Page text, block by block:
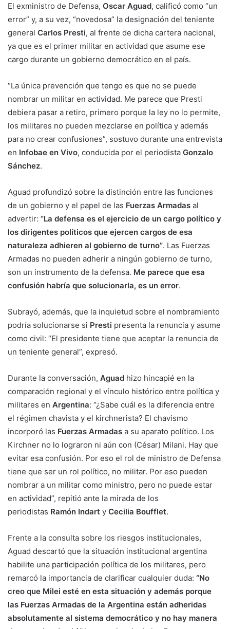
El exministro de Defensa, Oscar Aguad, calificó como “un
error” y, a su vez, “novedosa” la designación del teniente
general Carlos Presti, al frente de dicha cartera nacional,
ya que es el primer militar en actividad que asume ese
cargo durante un gobierno democrático en el país.
“La única prevención que tengo es que no se puede
nombrar un militar en actividad. Me parece que Presti
debiera pasar a retiro, primero porque la ley no lo permite,
los militares no pueden mezclarse en política y además
para no crear confusiones”, sostuvo durante una entrevista
en Infobae en Vivo, conducida por el periodista Gonzalo
Sánchez.
Aguad profundizó sobre la distinción entre las funciones
de un gobierno y el papel de las Fuerzas Armadas al
advertir: “La defensa es el ejercicio de un cargo político y
los dirigentes políticos que ejercen cargos de esa
naturaleza adhieren al gobierno de turno”. Las Fuerzas
Armadas no pueden adherir a ningún gobierno de turno,
son un instrumento de la defensa. Me parece que esa
confusión habría que solucionarla, es un error.
Subrayó, además, que la inquietud sobre el nombramiento
podría solucionarse si Presti presenta la renuncia y asume
como civil: “El presidente tiene que aceptar la renuncia de
un teniente general”, expresó.
Durante la conversación, Aguad hizo hincapié en la
comparación regional y el vínculo histórico entre política y
militares en Argentina: “¿Sabe cuál es la diferencia entre
el régimen chavista y el kirchnerista? El chavismo
incorporó las Fuerzas Armadas a su aparato político. Los
Kirchner no lo lograron ni aún con (César) Milani. Hay que
evitar esa confusión. Por eso el rol de ministro de Defensa
tiene que ser un rol político, no militar. Por eso pueden
nombrar a un militar como ministro, pero no puede estar
en actividad”, repitió ante la mirada de los
periodistas Ramón Indart y Cecilia Boufflet.
Frente a la consulta sobre los riesgos institucionales,
Aguad descartó que la situación institucional argentina
habilite una participación política de los militares, pero
remarcó la importancia de clarificar cualquier duda: “No
creo que Milei esté en esta situación y además porque
las Fuerzas Armadas de la Argentina están adheridas
absolutamente al sistema democrático y no hay manera